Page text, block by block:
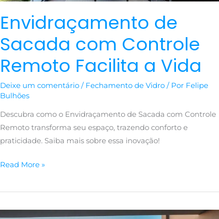
Envidraçamento de
Sacada com Controle
Remoto Facilita a Vida
Deixe um comentário / Fechamento de Vidro / Por Felipe
Bulhões
Descubra como o Envidraçamento de Sacada com Controle
Remoto transforma seu espaço, trazendo conforto e
praticidade. Saiba mais sobre essa inovação!
Read More »
Envidraçamento